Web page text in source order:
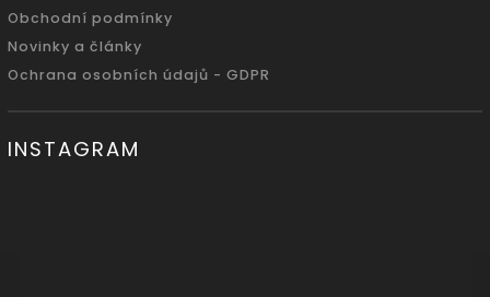
Obchodní podmínky
Novinky a články
Ochrana osobních údajů - GDPR
INSTAGRAM